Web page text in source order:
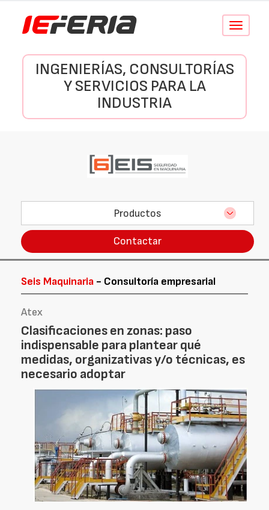
Conmutar
INGENIERÍAS, CONSULTORÍAS
Y SERVICIOS PARA LA
INDUSTRIA
Productos
Contactar
Seis Maquinaria - Consultoría empresarial
Atex
Clasificaciones en zonas: paso
indispensable para plantear qué
medidas, organizativas y/o técnicas, es
necesario adoptar